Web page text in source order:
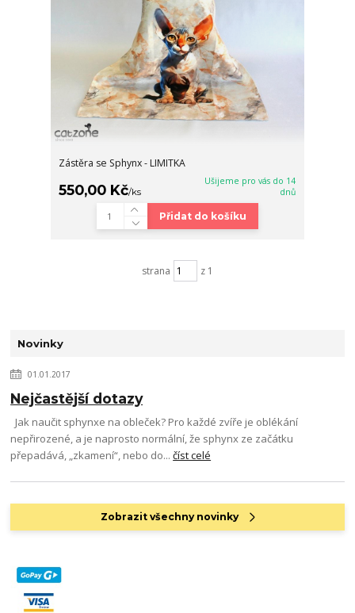
Zástěra se Sphynx - LIMITKA
550,00 Kč/ks
Ušijeme pro vás do 14
dnů
Přidat do košíku
strana z 1
Novinky
01.01.2017
Nejčastější dotazy
Jak naučit sphynxe na obleček? Pro každé zvíře je oblékání
nepřirozené, a je naprosto normální, že sphynx ze začátku
přepadává, „zkamení“, nebo do...číst celé
Zobrazit všechny novinky